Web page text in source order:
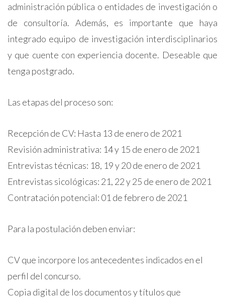
administración pública o entidades de investigación o
de consultoría. Además, es importante que haya
integrado equipo de investigación interdisciplinarios
y que cuente con experiencia docente. Deseable que
tenga postgrado.
Las etapas del proceso son:
Recepción de CV: Hasta 13 de enero de 2021
Revisión administrativa: 14 y 15 de enero de 2021
Entrevistas técnicas: 18, 19 y 20 de enero de 2021
Entrevistas sicológicas: 21, 22 y 25 de enero de 2021
Contratación potencial: 01 de febrero de 2021
Para la postulación deben enviar:
CV que incorpore los antecedentes indicados en el
perfil del concurso.
Copia digital de los documentos y títulos que